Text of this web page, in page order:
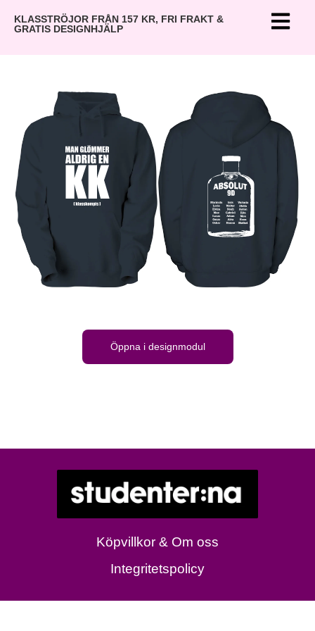
KLASSTRÖJOR FRÅN 157 KR, FRI FRAKT &
GRATIS DESIGNHJÄLP
Öppna i designmodul
Köpvillkor & Om oss
Integritetspolicy